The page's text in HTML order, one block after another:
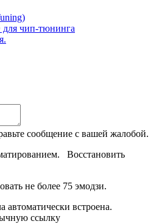
чип-тюнинга
сообщение с вашей жалобой.
Восстановить
не более 75 эмодзи.
автоматически встроена.
ссылку